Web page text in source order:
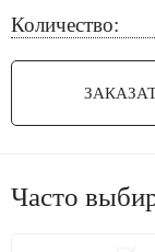
Количество:
Часто